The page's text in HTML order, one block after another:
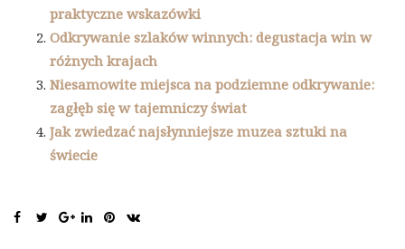
praktyczne wskazówki
Odkrywanie szlaków winnych: degustacja win w
różnych krajach
Niesamowite miejsca na podziemne odkrywanie:
zagłęb się w tajemniczy świat
Jak zwiedzać najsłynniejsze muzea sztuki na
świecie